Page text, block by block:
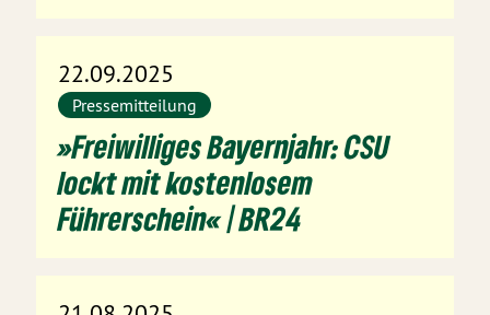
22.09.2025
Pressemitteilung
»Freiwilliges Bayernjahr: CSU
lockt mit kostenlosem
Führerschein« | BR24